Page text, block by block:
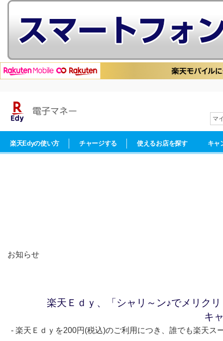
マ
楽天Edyの使い方 チャージする 使えるお店を探す キャ
お知らせ
楽天Ｅｄｙ、「シャリ～ン♪でメリク
キ
- 楽天Ｅｄｙを200円(税込)のご利用につき、誰でも楽天